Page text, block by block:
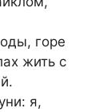
горе
жить с
я,